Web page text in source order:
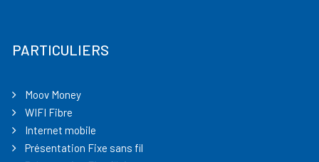
PARTICULIERS
Moov Money
WIFI Fibre
Internet mobile
Présentation Fixe sans fil